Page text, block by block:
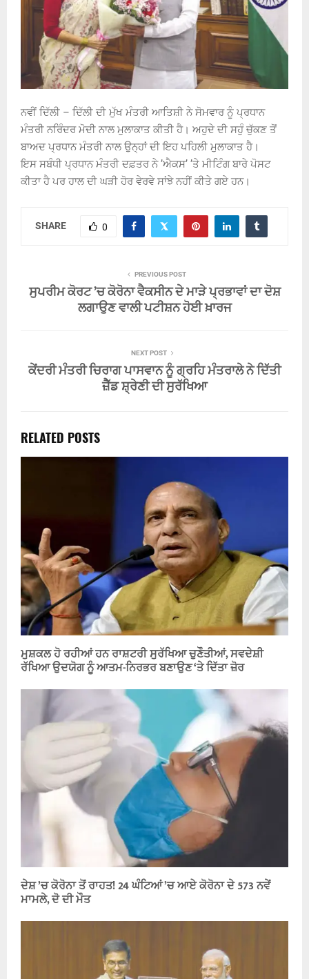
ਨਵੀਂ ਦਿੱਲੀ – ਦਿੱਲੀ ਦੀ ਮੁੱਖ ਮੰਤਰੀ ਆਤਿਸ਼ੀ ਨੇ ਸੋਮਵਾਰ ਨੂੰ ਪ੍ਰਧਾਨ
ਮੰਤਰੀ ਨਰਿੰਦਰ ਮੋਦੀ ਨਾਲ ਮੁਲਾਕਾਤ ਕੀਤੀ ਹੈ। ਅਹੁਦੇ ਦੀ ਸਹੁੰ ਚੁੱਕਣ ਤੋਂ
ਬਾਅਦ ਪ੍ਰਧਾਨ ਮੰਤਰੀ ਨਾਲ ਉਨ੍ਹਾਂ ਦੀ ਇਹ ਪਹਿਲੀ ਮੁਲਾਕਾਤ ਹੈ।
ਇਸ ਸਬੰਧੀ ਪ੍ਰਧਾਨ ਮੰਤਰੀ ਦਫ਼ਤਰ ਨੇ ’ਐਕਸ’ ’ਤੇ ਮੀਟਿੰਗ ਬਾਰੇ ਪੋਸਟ
ਕੀਤਾ ਹੈ ਪਰ ਹਾਲ ਦੀ ਘੜੀ ਹੋਰ ਵੇਰਵੇ ਸਾਂਝੇ ਨਹੀਂ ਕੀਤੇ ਗਏ ਹਨ।
SHARE 0
PREVIOUS POST
ਸੁਪਰੀਮ ਕੋਰਟ ’ਚ ਕੋਰੋਨਾ ਵੈਕਸੀਨ ਦੇ ਮਾੜੇ ਪ੍ਰਭਾਵਾਂ ਦਾ ਦੋਸ਼
ਲਗਾਉਣ ਵਾਲੀ ਪਟੀਸ਼ਨ ਹੋਈ ਖ਼ਾਰਜ
NEXT POST
ਕੇਂਦਰੀ ਮੰਤਰੀ ਚਿਰਾਗ ਪਾਸਵਾਨ ਨੂੰ ਗ੍ਰਹਿ ਮੰਤਰਾਲੇ ਨੇ ਦਿੱਤੀ
ਜ਼ੈੱਡ ਸ਼੍ਰੇਣੀ ਦੀ ਸੁਰੱਖਿਆ
RELATED POSTS
ਮੁਸ਼ਕਲ ਹੋ ਰਹੀਆਂ ਹਨ ਰਾਸ਼ਟਰੀ ਸੁਰੱਖਿਆ ਚੁਣੌਤੀਆਂ, ਸਵਦੇਸ਼ੀ
ਰੱਖਿਆ ਉਦਯੋਗ ਨੂੰ ਆਤਮ-ਨਿਰਭਰ ਬਣਾਉਣ ‘ਤੇ ਦਿੱਤਾ ਜ਼ੋਰ
ਦੇਸ਼ ’ਚ ਕੋਰੋਨਾ ਤੋਂ ਰਾਹਤ! 24 ਘੰਟਿਆਂ ’ਚ ਆਏ ਕੋਰੋਨਾ ਦੇ 573 ਨਵੇਂ
ਮਾਮਲੇ, ਦੋ ਦੀ ਮੌਤ